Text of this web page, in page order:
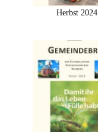
Herbst 2024